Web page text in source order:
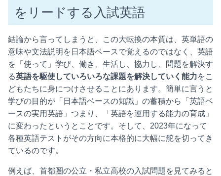
をリードする入試英語
結論から言ってしまうと、この大転換の本質は、英単語の
意味や文法説明を日本語ベースで覚えるのではなく、英語
を「使って」学び、働き、生活し、協力し、問題を解決す
る英語を駆使していろいろな課題を解決していく能力をこ
どもたちに身につけさせることにあります。簡単に言うと
学びの目的が「日本語ベースの知識」の蓄積から「英語ベ
ースの実用英語」つまり、「英語を運用する能力の育成」
に変わったというとことです。そして、2023年になって
各種英語テストがその方向に本格的に大幅に舵を切ってき
ているのです。
例えば、首都圏の公立・私立高校の入試問題を見てみると